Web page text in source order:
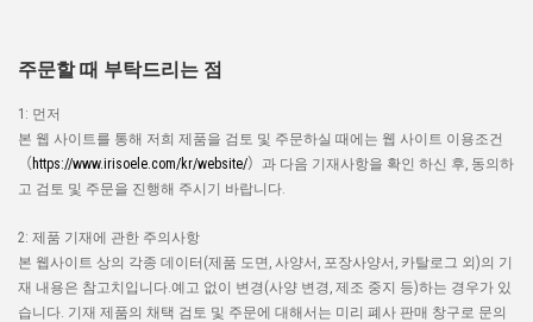
주문할 때 부탁드리는 점
1: 먼저
본 웹 사이트를 통해 저희 제품을 검토 및 주문하실 때에는 웹 사이트 이용조건
（ https://www.irisoele.com/kr/website/）과 다음 기재사항을 확인 하신 후, 동의하
고 검토 및 주문을 진행해 주시기 바랍니다.
2: 제품 기재에 관한 주의사항
본 웹사이트 상의 각종 데이터(제품 도면, 사양서, 포장사양서, 카탈로그 외)의 기
재 내용은 참고치입니다.예고 없이 변경(사양 변경, 제조 중지 등)하는 경우가 있
습니다. 기재 제품의 채택 검토 및 주문에 대해서는 미리 폐사 판매 창구로 문의